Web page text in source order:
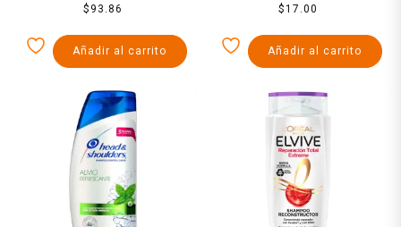
Shoulders limpieza y
argán control caspa 375 ml
$ 93.86
Añadir al carrito
Shoulders control caspa
$17.00
Añadir al carrito